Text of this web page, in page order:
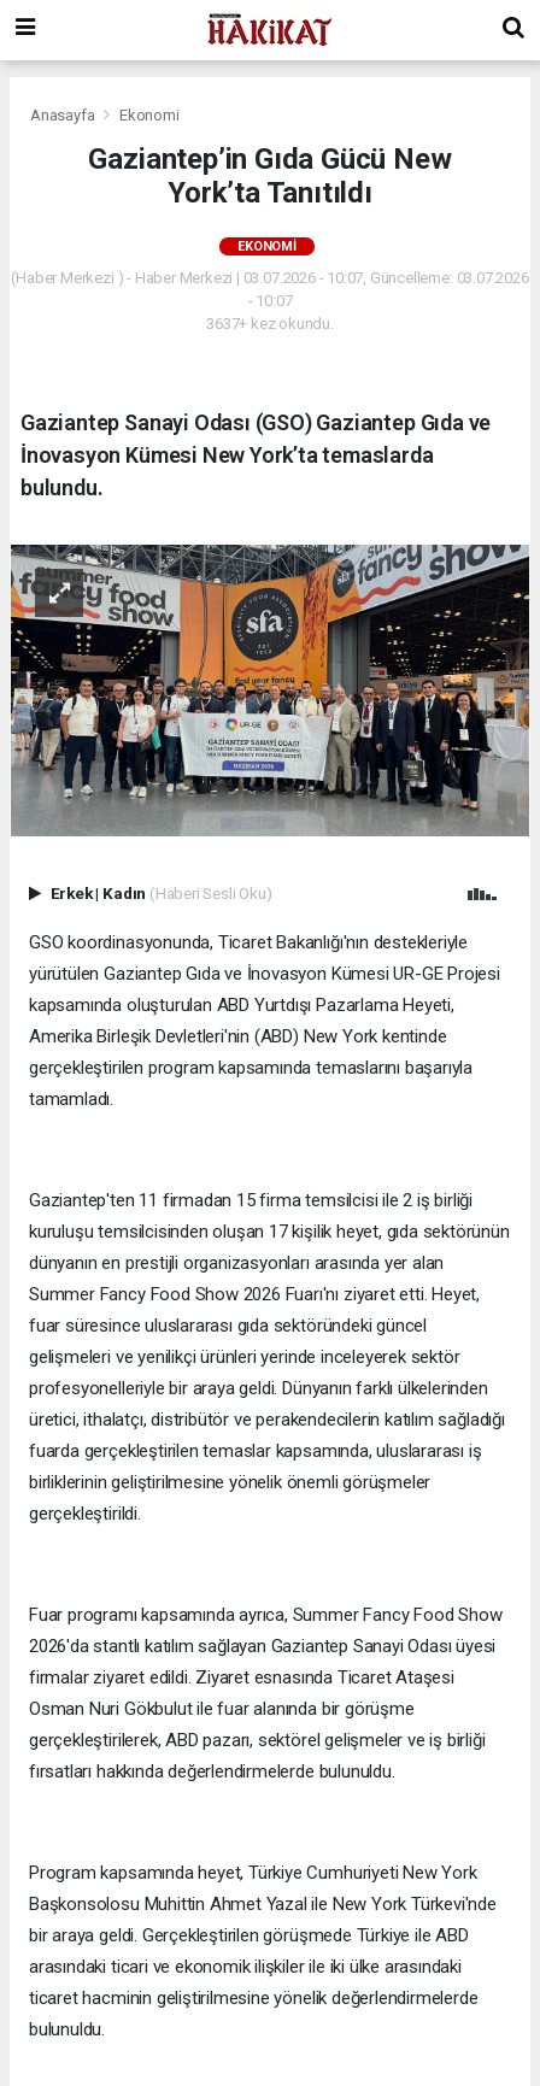
Anasayfa Ekonomi
Gaziantep’in Gıda Gücü New
York’ta Tanıtıldı
EKONOMI
(Haber Merkezi ) - Haber Merkezi | 03.07.2026 - 10:07, Güncelleme: 03.07.2026
- 10:07
3637+ kez okundu.
Gaziantep Sanayi Odası (GSO) Gaziantep Gıda ve
İnovasyon Kümesi New York’ta temaslarda
bulundu.
Erkek| Kadın (Haberi Sesli Oku)
GSO koordinasyonunda, Ticaret Bakanlığı'nın destekleriyle
yürütülen Gaziantep Gıda ve İnovasyon Kümesi UR-GE Projesi
kapsamında oluşturulan ABD Yurtdışı Pazarlama Heyeti,
Amerika Birleşik Devletleri'nin (ABD) New York kentinde
gerçekleştirilen program kapsamında temaslarını başarıyla
tamamladı.
Gaziantep'ten 11 firmadan 15 firma temsilcisi ile 2 iş birliği
kuruluşu temsilcisinden oluşan 17 kişilik heyet, gıda sektörünün
dünyanın en prestijli organizasyonları arasında yer alan
Summer Fancy Food Show 2026 Fuarı'nı ziyaret etti. Heyet,
fuar süresince uluslararası gıda sektöründeki güncel
gelişmeleri ve yenilikçi ürünleri yerinde inceleyerek sektör
profesyonelleriyle bir araya geldi. Dünyanın farklı ülkelerinden
üretici, ithalatçı, distribütör ve perakendecilerin katılım sağladığı
fuarda gerçekleştirilen temaslar kapsamında, uluslararası iş
birliklerinin geliştirilmesine yönelik önemli görüşmeler
gerçekleştirildi.
Fuar programı kapsamında ayrıca, Summer Fancy Food Show
2026'da stantlı katılım sağlayan Gaziantep Sanayi Odası üyesi
firmalar ziyaret edildi. Ziyaret esnasında Ticaret Ataşesi
Osman Nuri Gökbulut ile fuar alanında bir görüşme
gerçekleştirilerek, ABD pazarı, sektörel gelişmeler ve iş birliği
fırsatları hakkında değerlendirmelerde bulunuldu.
Program kapsamında heyet, Türkiye Cumhuriyeti New York
Başkonsolosu Muhittin Ahmet Yazal ile New York Türkevi'nde
bir araya geldi. Gerçekleştirilen görüşmede Türkiye ile ABD
arasındaki ticari ve ekonomik ilişkiler ile iki ülke arasındaki
ticaret hacminin geliştirilmesine yönelik değerlendirmelerde
bulunuldu.